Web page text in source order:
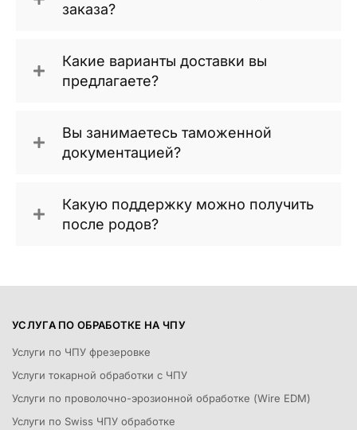
заказа?
Какие варианты доставки вы
предлагаете?
Вы занимаетесь таможенной
документацией?
Какую поддержку можно получить
после родов?
УСЛУГА ПО ОБРАБОТКЕ НА ЧПУ
Услуги по ЧПУ фрезеровке
Услуги токарной обработки с ЧПУ
Услуги по проволочно-эрозионной обработке (Wire EDM)
Услуги по Swiss ЧПУ обработке